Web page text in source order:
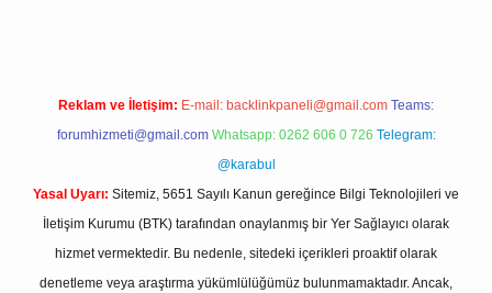
Reklam ve İletişim: E-mail: backlinkpaneli@gmail.com Teams:
forumhizmeti@gmail.com Whatsapp: 0262 606 0 726 Telegram:
@karabul
Yasal Uyarı: Sitemiz, 5651 Sayılı Kanun gereğince Bilgi Teknolojileri ve
İletişim Kurumu (BTK) tarafından onaylanmış bir Yer Sağlayıcı olarak
hizmet vermektedir. Bu nedenle, sitedeki içerikleri proaktif olarak
denetleme veya araştırma yükümlülüğümüz bulunmamaktadır. Ancak,